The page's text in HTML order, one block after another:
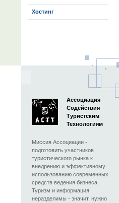
Хостинг
Ассоциация
Содействия
Туристским
Технологиям
Миссия Ассоциации -
подготовить участников
туристического рынка к
внедрению и эффективному
использованию современных
средств ведения бизнеса.
Туризм и информация
неразделимы - значит, нужно